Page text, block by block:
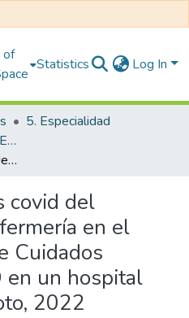
of
Statistics Log In
5. Especialidad
Segunda Especialidad de Enfermería en Cuidados Intensivos
Estrés laboral pos covid del profesional de enfermería en el servicio Unidad de Cuidados Intensivos COVID en un hospital general de Tarapoto, 2022
covid del
en el
Cuidados
en un hospital
2022